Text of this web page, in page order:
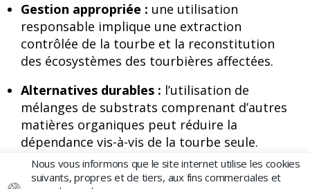
Gestion appropriée : une utilisation
responsable implique une extraction
contrôlée de la tourbe et la reconstitution
des écosystèmes des tourbières affectées.
Alternatives durables : l’utilisation de
mélanges de substrats comprenant d’autres
matières organiques peut réduire la
dépendance vis-à-vis de la tourbe seule.
Éducation et sensibilisation :promouvoir la
Nous vous informons que le site internet utilise les cookies
suivants, propres et de tiers, aux fins commerciales et